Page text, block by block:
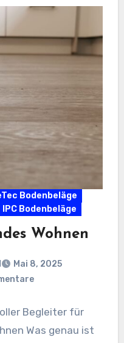
Bodenbeläge
IPC Bodenbeläge
Wohnen
Mai 8, 2025
Begleiter für
Was genau ist